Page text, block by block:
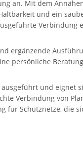
an. Mit dem
und ein
Verbindung
ergänzende
persönliche Beratung
und eignet
Verbindung von
für Schutznetze, die